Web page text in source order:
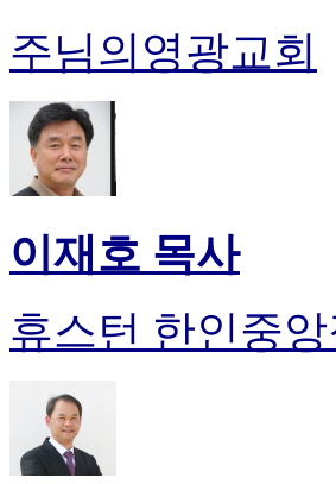
주님의영광교회
이재호 목사
휴스턴 한인중앙